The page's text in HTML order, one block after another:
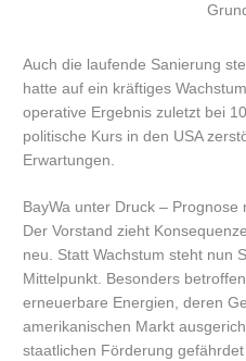
Auch die laufende Sanierung
hatte auf ein kräftiges
operative Ergebnis zuletzt bei
politische Kurs in den USA
Erwartungen.
BayWa unter Druck – Prognose
Der Vorstand zieht
neu. Statt Wachstum steht nun
Mittelpunkt. Besonders
erneuerbare Energien, deren
amerikanischen Markt
staatlichen Förderung